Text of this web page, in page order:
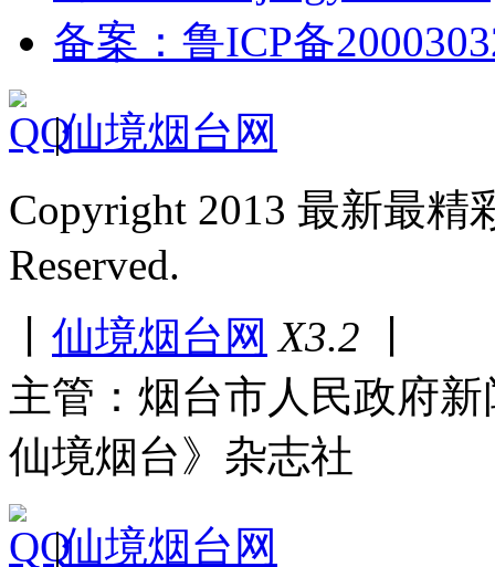
备案：鲁ICP备
|仙境烟台网
Copyright 2013 最新最
Reserved.
仙境烟台网 X3.2
主管：烟台市人民政府
仙境烟台》杂志社
|仙境烟台网